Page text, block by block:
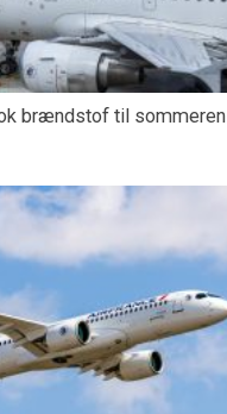
brændstof til sommeren